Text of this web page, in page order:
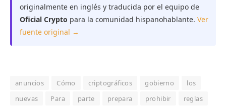
originalmente en inglés y traducida por el equipo de
Oficial Crypto para la comunidad hispanohablante. Ver
fuente original →
anuncios Cómo criptográficos gobierno
los
nuevas
Para parte prepara prohibir
reglas